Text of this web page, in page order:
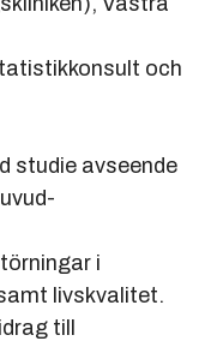
och
avseende
i
livskvalitet.
till